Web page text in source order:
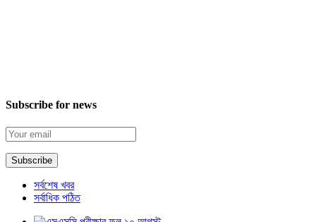
Subscribe for news
সর্বশেষ খবর
সর্বাধিক পঠিত